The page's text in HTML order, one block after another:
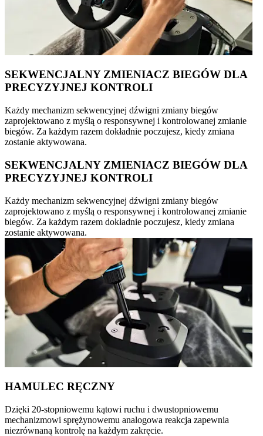
SEKWENCJALNY ZMIENIACZ BIEGÓW DLA
PRECYZYJNEJ KONTROLI
Każdy mechanizm sekwencyjnej dźwigni zmiany biegów
zaprojektowano z myślą o responsywnej i kontrolowanej zmianie
biegów. Za każdym razem dokładnie poczujesz, kiedy zmiana
zostanie aktywowana.
SEKWENCJALNY ZMIENIACZ BIEGÓW DLA
PRECYZYJNEJ KONTROLI
Każdy mechanizm sekwencyjnej dźwigni zmiany biegów
zaprojektowano z myślą o responsywnej i kontrolowanej zmianie
biegów. Za każdym razem dokładnie poczujesz, kiedy zmiana
zostanie aktywowana.
HAMULEC RĘCZNY
Dzięki 20-stopniowemu kątowi ruchu i dwustopniowemu
mechanizmowi sprężynowemu analogowa reakcja zapewnia
niezrównaną kontrolę na każdym zakręcie.